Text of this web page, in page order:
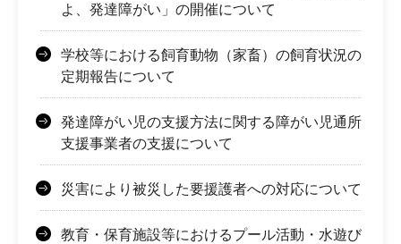
よ、発達障がい」の開催について
学校等における飼育動物（家畜）の飼育状況の
定期報告について
発達障がい児の支援方法に関する障がい児通所
支援事業者の支援について
災害により被災した要援護者への対応について
教育・保育施設等におけるプール活動・水遊び